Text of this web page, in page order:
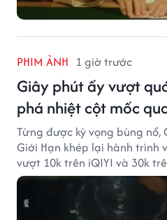
PHIM ẢNH 1 giờ trước
Giây phút ấy vượt
phá nhiệt cột mốc
Từng được kỳ vọng bùng nổ,
Giới Hạn khép lại hành trình
vượt 10k trên iQIYI và 30k